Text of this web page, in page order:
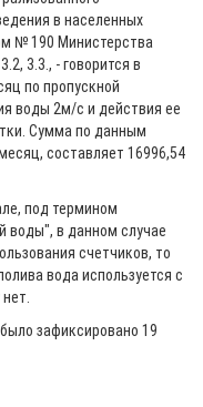
в населенных
№ 190 Министерства
3.3., - говорится в
по пропускной
воды 2м/с и действия ее
Сумма по данным
составляет 16996,54
под термином
воды", в данном случае
счетчиков, то
вода используется с
зафиксировано 19